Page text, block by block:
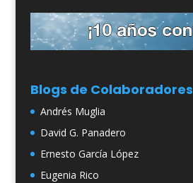
Blogs de Colaboradores
Andrés Muglia
David G. Panadero
Ernesto García López
Eugenia Rico